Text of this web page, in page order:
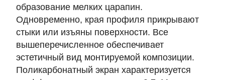
образование мелких царапин.
Одновременно, края профиля прикрывают
стыки или изъяны поверхности. Все
вышеперечисленное обеспечивает
эстетичный вид монтируемой композиции.
Поликарбонатный экран характеризуется